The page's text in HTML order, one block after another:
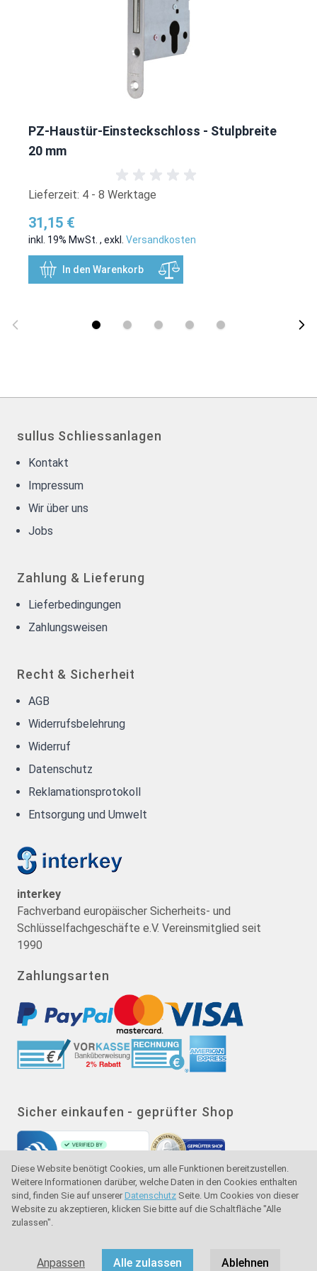
Diese Website benötigt Cookies, um alle Funktionen bereitzustellen.
Weitere Informationen darüber, welche Daten in den Cookies enthalten
sind, finden Sie auf unserer Datenschutz Seite. Um Cookies von dieser
Website zu akzeptieren, klicken Sie bitte auf die Schaltfläche "Alle
zulassen".
Anpassen Alle zulassen Ablehnen
PZ-Haustür-Einsteckschloss - Stulpbreite
20 mm
Lieferzeit: 4 - 8 Werktage
31,15 €
inkl. 19% MwSt. , exkl. Versandkosten
In den Warenkorb
sullus Schliessanlagen
Kontakt
Impressum
Wir über uns
Jobs
Zahlung & Lieferung
Lieferbedingungen
Zahlungsweisen
Recht & Sicherheit
AGB
Widerrufsbelehrung
Widerruf
Datenschutz
Reklamationsprotokoll
Entsorgung und Umwelt
interkey
Fachverband europäischer Sicherheits- und
Schlüsselfachgeschäfte e.V. Vereinsmitglied seit
1990
Zahlungsarten
Sicher einkaufen - geprüfter Shop
Gütesiegel - Käuferschutz - Verbraucherschutz